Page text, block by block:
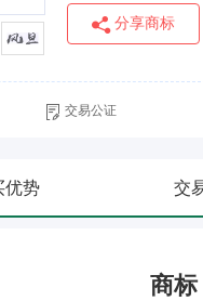
分享商标
交易公证
优势 交
商标